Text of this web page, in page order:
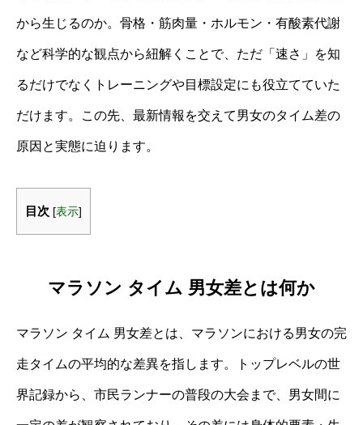
から生じるのか。骨格・筋肉量・ホルモン・有酸素代謝
など科学的な観点から紐解くことで、ただ「速さ」を知
るだけでなくトレーニングや目標設定にも役立てていた
だけます。この先、最新情報を交えて男女のタイム差の
原因と実態に迫ります。
目次 [表示]
マラソン タイム 男女差とは何か
マラソン タイム 男女差とは、マラソンにおける男女の完
走タイムの平均的な差異を指します。トップレベルの世
界記録から、市民ランナーの普段の大会まで、男女間に